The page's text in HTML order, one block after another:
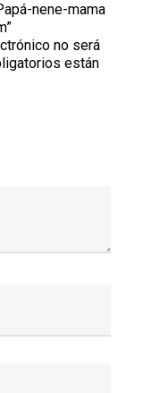
nene-mama
no será
están